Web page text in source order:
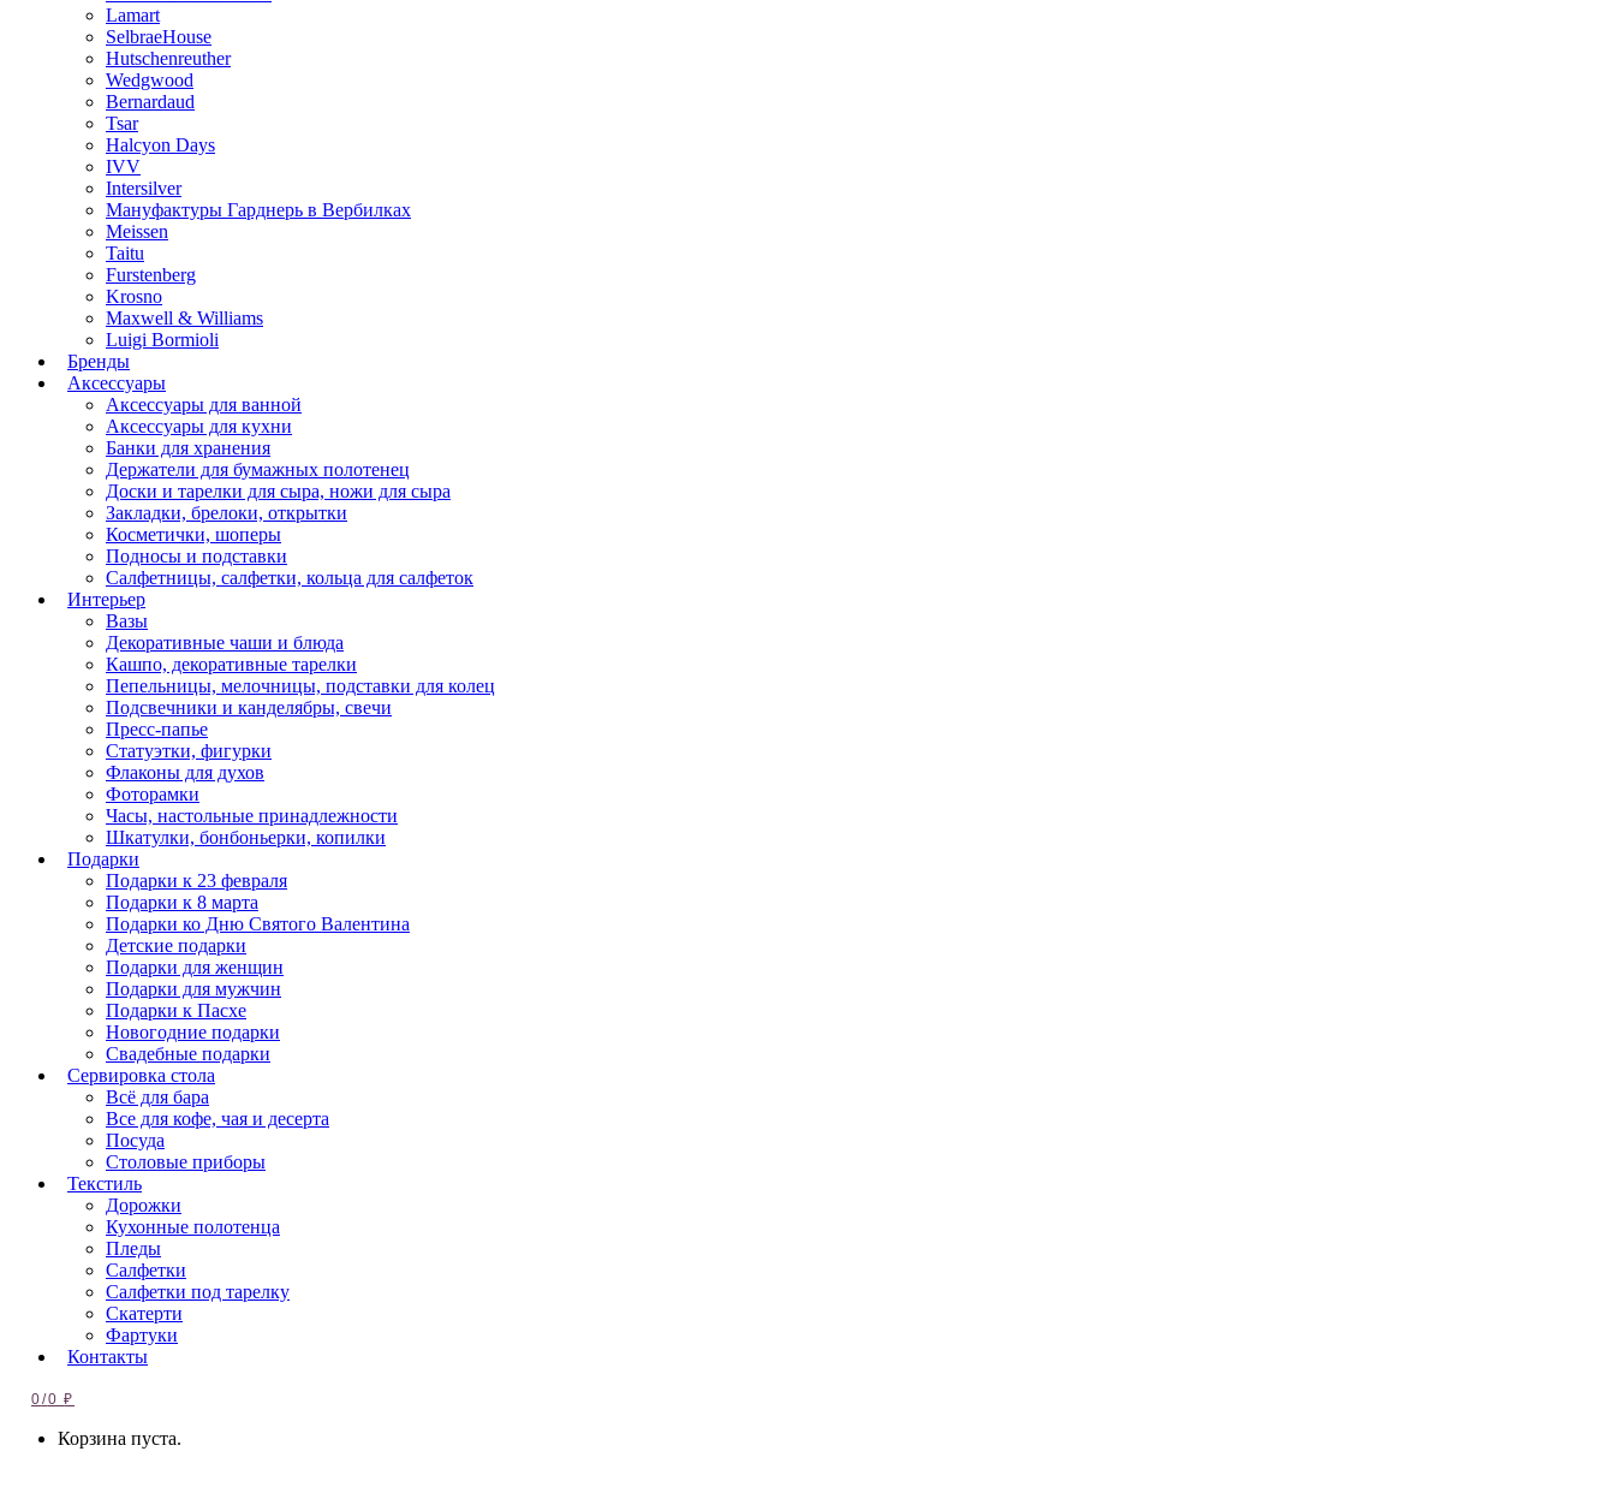
Lamart
SelbraeHouse
Hutschenreuther
Wedgwood
Bernardaud
Tsar
Halcyon Days
IVV
Intersilver
Мануфактуры Гарднерь в Вербилках
Meissen
Taitu
Furstenberg
Krosno
Maxwell & Williams
Luigi Bormioli
Бренды
Аксессуары
Аксессуары для ванной
Аксессуары для кухни
Банки для хранения
Держатели для бумажных полотенец
Доски и тарелки для сыра, ножи для сыра
Закладки, брелоки, открытки
Косметички, шоперы
Подносы и подставки
Салфетницы, салфетки, кольца для салфеток
Интерьер
Вазы
Декоративные чаши и блюда
Кашпо, декоративные тарелки
Пепельницы, мелочницы, подставки для колец
Подсвечники и канделябры, свечи
Пресс-папье
Статуэтки, фигурки
Флаконы для духов
Фоторамки
Часы, настольные принадлежности
Шкатулки, бонбоньерки, копилки
Подарки
Подарки к 23 февраля
Подарки к 8 марта
Подарки ко Дню Святого Валентина
Детские подарки
Подарки для женщин
Подарки для мужчин
Подарки к Пасхе
Новогодние подарки
Свадебные подарки
Сервировка стола
Всё для бара
Все для кофе, чая и десерта
Посуда
Столовые приборы
Текстиль
Дорожки
Кухонные полотенца
Пледы
Салфетки
Салфетки под тарелку
Скатерти
Фартуки
Контакты
0/0₽
Корзина пуста.